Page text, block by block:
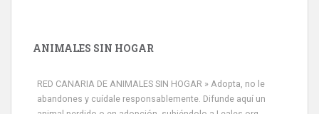
ANIMALES SIN HOGAR
RED CANARIA DE ANIMALES SIN HOGAR » Adopta, no le
abandones y cuídale responsablemente. Difunde aquí un